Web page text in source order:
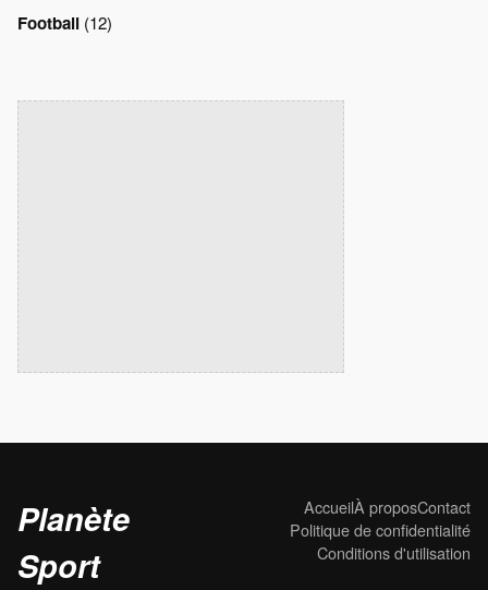
Football (12)
Planète
Sport
AccueilÀ proposContact
Politique de confidentialité
Conditions d'utilisation